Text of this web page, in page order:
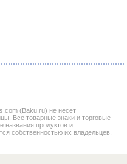
(Baku.ru) не несет
Все товарные знаки и торговые
названия продуктов и
собственностью их владельцев.